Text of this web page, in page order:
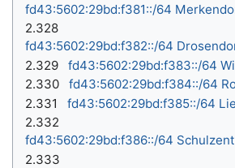
fd43:5602:29bd:f381::/64
2.328
fd43:5602:29bd:f382::/64
2.329
fd43:5602:29bd:f383::/64
2.330
fd43:5602:29bd:f384::/64
2.331
fd43:5602:29bd:f385::/64
2.332
fd43:5602:29bd:f386::/64
2.333